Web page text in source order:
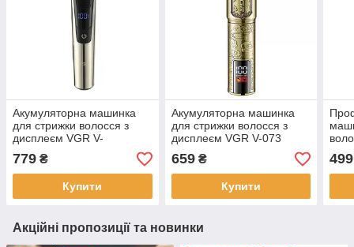
Акумуляторна машинка
для стрижки волосся з
дисплеєм VGR V-
178 Тример для стрижки
бороди та вусів
779 ₴
Купити
Акумуляторна машинка
для стрижки волосся з
дисплеєм VGR V-073
бороди та вусів
659₴
Купити
499
Акційні пропозиції та новинки